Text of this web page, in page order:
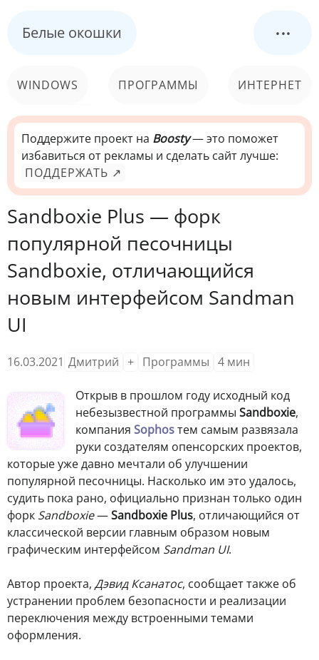
Белые окошки ...
WINDOWS ПРОГРАММЫ ИНТЕРНЕТ
КОМПЬЮТЕР
СИСТЕМА
Поддержите проект на Boosty— это поможет
избавиться от рекламы и сделать сайт лучше:
ПОДДЕРЖАТЬ ↗
Sandboxie Plus — форк
популярной песочницы
Sandboxie, отличающийся
новым интерфейсом Sandman
UI
16.03.2021 Дмитрий + Программы 4 мин
Открыв в прошлом году исходный код
небезызвестной программы Sandboxie,
компания Sophosтем самым развязала
руки создателям опенсорских проектов,
которые уже давно мечтали об улучшении
популярной песочницы. Насколько им это удалось,
судить пока рано, официально признан только один
форк Sandboxie—Sandboxie Plus, отличающийся от
классической версии главным образом новым
графическим интерфейсом Sandman UI.
Автор проекта, Дэвид Ксанатос, сообщает также об
устранении проблем безопасности и реализации
переключения между встроенными темами
оформления.